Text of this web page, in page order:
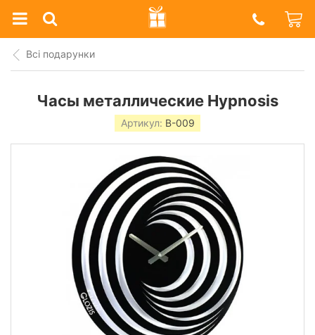
Prazdnik
Shop
Всі подарунки
Часы металлические Hypnosis
Артикул: B-009